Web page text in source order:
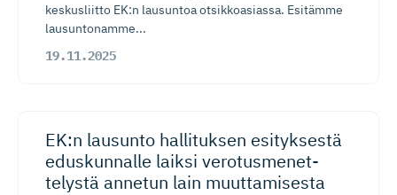
keskusliitto EK:n lausuntoa otsikkoasiassa. Esitämme
lausuntonamme...
19.11.2025
EK:n lausunto hallituksen esityksestä
eduskunnalle laiksi verotusme­net­
telystä annetun lain muuttamisesta